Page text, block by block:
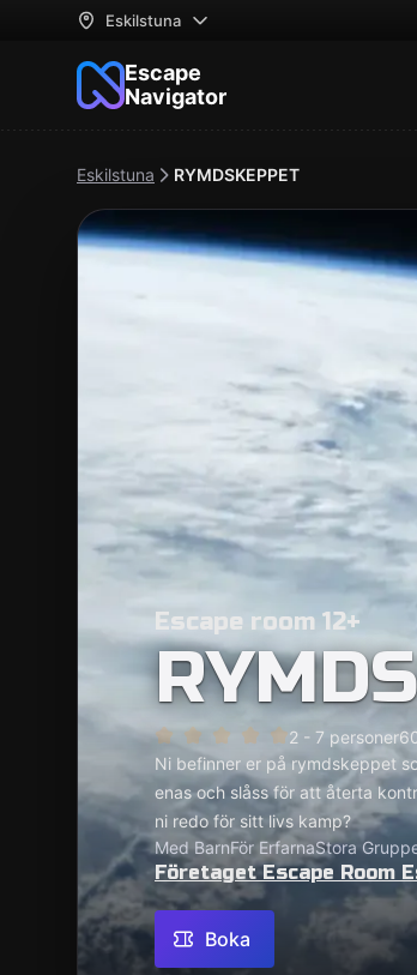
Eskilstuna
Escape
Navigator
Eskilstuna RYMDSKEPPET
Escape room 12+
2 - 7 personer
Ni befinner er på rymdskeppet
enas och slåss för att återta
ni redo för sitt livs kamp?
Med BarnFör ErfarnaStora
Företaget Escape Room
Boka